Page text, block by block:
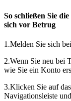
So schließen Sie
sich vor Betrug
1.Melden Sie sich
2.Wenn Sie neu bei
wie Sie ein Konto
3.Klicken Sie auf
Navigationsleiste